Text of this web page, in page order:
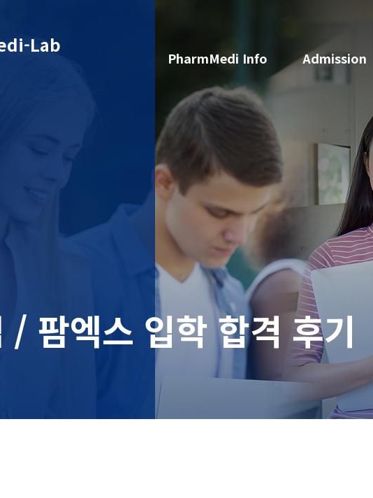
Lab
PharmMedi Info Admission
/ 팜엑스 입학 합격 후기